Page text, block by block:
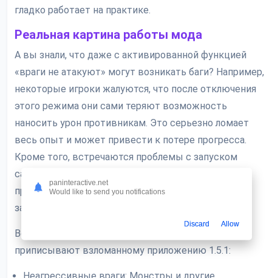
гладко работает на практике.
Реальная картина работы мода
А вы знали, что даже с активированной функцией
«враги не атакуют» могут возникать баги? Например,
некоторые игроки жалуются, что после отключения
этого режима они сами теряют возможность
наносить урон противникам. Это серьезно ломает
весь опыт и может привести к потере прогресса.
Кроме того, встречаются проблемы с запуском
самой игры после установки мода — она может
просто не открываться или вылетать на этапе
загрузки.
Вот какие основные возможности обычно
приписывают взломанному приложению 1.5.1:
paninteractive.net
Would like to send you notifications
Discard Allow